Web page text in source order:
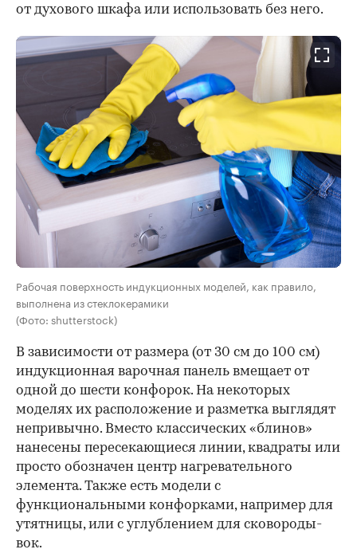
от духового шкафа или использовать без него.
Рабочая поверхность индукционных моделей, как правило,
выполнена из стеклокерамики
(Фото: shutterstock)
В зависимости от размера (от 30 см до 100 см)
индукционная варочная панель вмещает от
одной до шести конфорок. На некоторых
моделях их расположение и разметка выглядят
непривычно. Вместо классических «блинов»
нанесены пересекающиеся линии, квадраты или
просто обозначен центр нагревательного
элемента. Также есть модели с
функциональными конфорками, например для
утятницы, или с углублением для сковороды-
вок.